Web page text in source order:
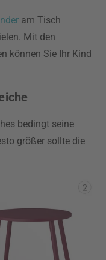
am Tisch
Mit den
können Sie Ihr Kind
bedingt seine
größer sollte die